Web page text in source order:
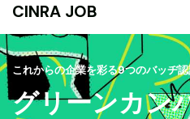
CINRA JOB
これからの企業を彩る9つのバッヂ
グリーンカン